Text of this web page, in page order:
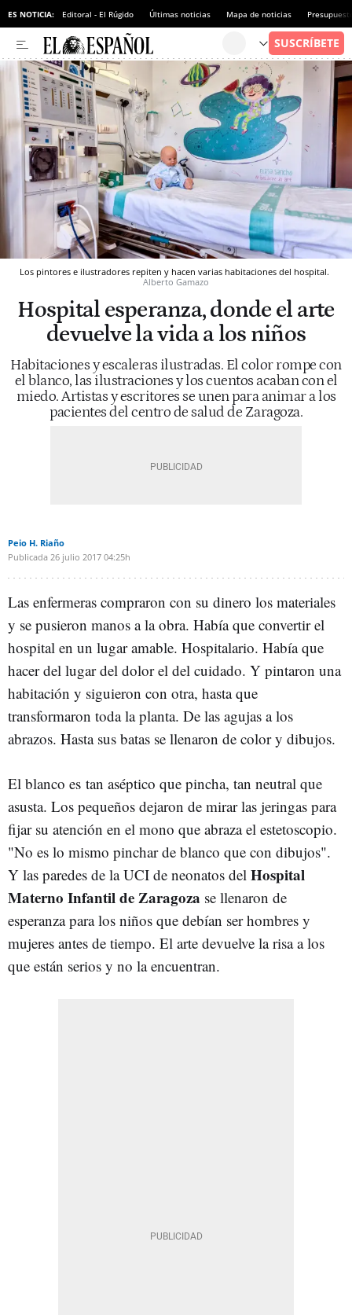
ES NOTICIA: Editoral - El Rúgido Últimas noticias Mapa de noticias
Los pintores e ilustradores repiten y hacen varias habitaciones del hospital.
Alberto Gamazo
Hospital esperanza, donde el arte
devuelve la vida a los niños
Habitaciones y escaleras ilustradas. El color rompe con
el blanco, las ilustraciones y los cuentos acaban con el
miedo. Artistas y escritores se unen para animar a los
pacientes del centro de salud de Zaragoza.
Peio H. Riaño
Publicada 26 julio 2017 04:25h
Las enfermeras compraron con su dinero los materiales
y se pusieron manos a la obra. Había que convertir el
hospital en un lugar amable. Hospitalario. Había que
hacer del lugar del dolor el del cuidado. Y pintaron una
habitación y siguieron con otra, hasta que
transformaron toda la planta. De las agujas a los
abrazos. Hasta sus batas se llenaron de color y dibujos.
El blanco es tan aséptico que pincha, tan neutral que
asusta. Los pequeños dejaron de mirar las jeringas para
fijar su atención en el mono que abraza el estetoscopio.
"No es lo mismo pinchar de blanco que con dibujos".
Y las paredes de la UCI de neonatos del Hospital
Materno Infantilde Zaragoza se llenaron de
esperanza para los niños que debían ser hombres y
mujeres antes de tiempo. El arte devuelve la risa a los
que están serios y no la encuentran.